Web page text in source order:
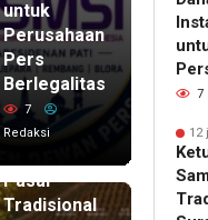
untuk
Perusahaan
Pers
Berlegalitas
7
Redaksi
12 jam lalu
Ketum
DPP
IKAPPI
Pasar
Tradisional
7
12